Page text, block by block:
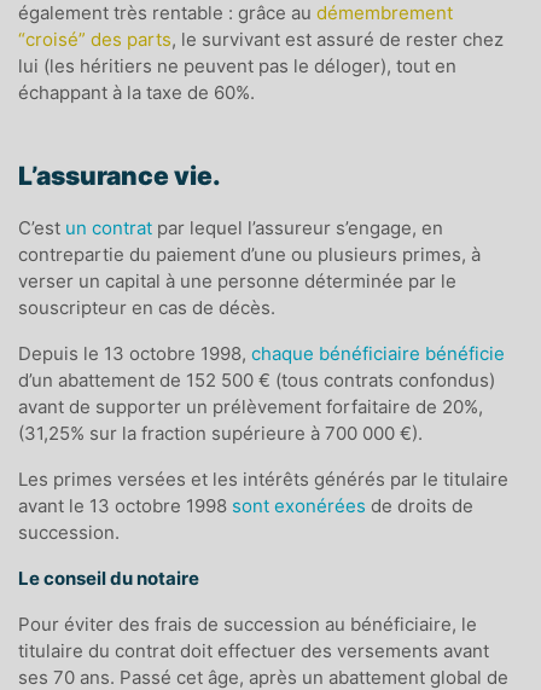
également très rentable : grâce au démembrement
“croisé” des parts, le survivant est assuré de rester chez
lui (les héritiers ne peuvent pas le déloger), tout en
échappant à la taxe de 60%.
L’assurance vie.
C’est un contrat par lequel l’assureur s’engage, en
contrepartie du paiement d’une ou plusieurs primes, à
verser un capital à une personne déterminée par le
souscripteur en cas de décès.
Depuis le 13 octobre 1998, chaque bénéficiaire bénéficie
d’un abattement de 152 500 € (tous contrats confondus)
avant de supporter un prélèvement forfaitaire de 20%,
(31,25% sur la fraction supérieure à 700 000 €).
Les primes versées et les intérêts générés par le titulaire
avant le 13 octobre 1998 sont exonérées de droits de
succession.
Le conseil du notaire
Pour éviter des frais de succession au bénéficiaire, le
titulaire du contrat doit effectuer des versements avant
ses 70 ans. Passé cet âge, après un abattement global de